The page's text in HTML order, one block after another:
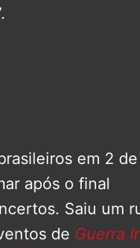
em 2
após o final
Saiu um
de Guerra